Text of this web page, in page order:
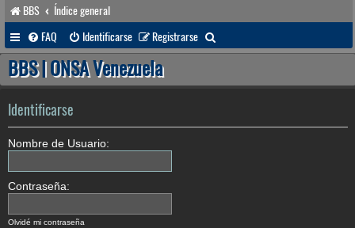
BBS
Índice general
FAQ
Identificarse Registrarse
u
a
BBS | ONSA Venezuela
Identificarse
Nombre de Usuario:
Contraseña:
Olvidé mi contraseña